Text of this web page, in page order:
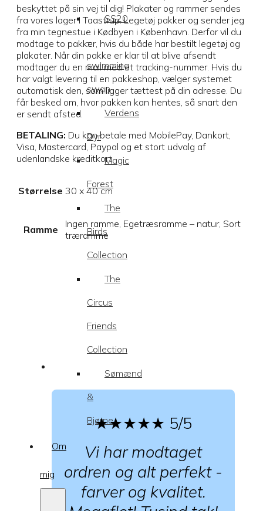
SS20
–
swimming
swan
Verdens
Dyr
Magic
Forest
The
Birds
Collection
The
Circus
Friends
Collection
Sømænd
&
Bjørne
Om
mig
beskyttet på sin vej til dig! Plakater og rammer sendes
fra vores lager i Taastrup. Legetøj pakker og sender jeg
fra min tegnestue i Kødbyen i København. Derfor vil du
modtage to pakker, hvis du både har bestilt legetøj og
plakater. Når din pakke er klar til at blive afsendt
modtager du en mail med et tracking-nummer. Hvis du
har valgt levering til en pakkeshop, vælger systemet
automatisk den, som ligger tættest på din adresse. Du
får besked om, hvor pakken kan hentes, så snart den
er sendt afsted.
BETALING: Du kan betale med MobilePay, Dankort,
Visa, Mastercard, Paypal og et stort udvalg af
udenlandske kreditkort.
Størrelse 30 x 40 cm
Ramme
Ingen ramme, Egetræsramme – natur, Sort
træramme
★★★★★ 5/5
Vi har modtaget
ordren og alt perfekt -
farver og kvalitet.